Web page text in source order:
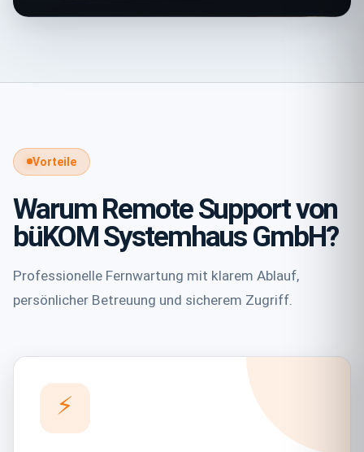
Vorteile
Warum Remote Support von
büKOM Systemhaus GmbH?
Professionelle Fernwartung mit klarem Ablauf,
persönlicher Betreuung und sicherem Zugriff.
⚡